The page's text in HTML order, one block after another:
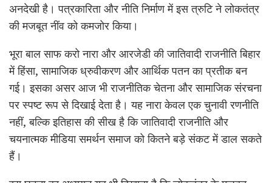
अनदेखी है। पत्रकारिता और नीति निर्माण में इस त्रुटि ने लोकतंत्र
की मजबूत नींव को कमजोर किया।
भूरा बाल साफ करो नारा और आरजेडी की जातिवादी राजनीति बिहार
में हिंसा, सामाजिक ध्रुवीकरण और आर्थिक पतन का प्रतीक बन
गई। इसका असर आज भी राजनीतिक चेतना और सामाजिक संरचना
पर स्पष्ट रूप से दिखाई देता है। यह नारा केवल एक चुनावी रणनीति
नहीं, बल्कि इतिहास की सीख है कि जातिवादी राजनीति और
चयनात्मक मीडिया समर्थन समाज को कितने बड़े संकट में डाल सकते
हैं।